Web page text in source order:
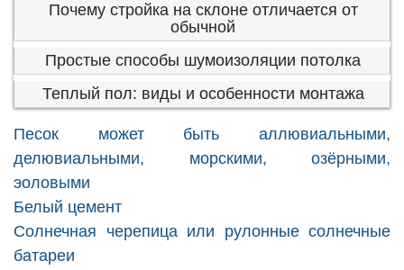
Почему стройка на склоне отличается от
обычной
Простые способы шумоизоляции потолка
Теплый пол: виды и особенности монтажа
Песок может быть аллювиальными,
делювиальными, морскими, озёрными,
эоловыми
Белый цемент
Солнечная черепица или рулонные солнечные
батареи